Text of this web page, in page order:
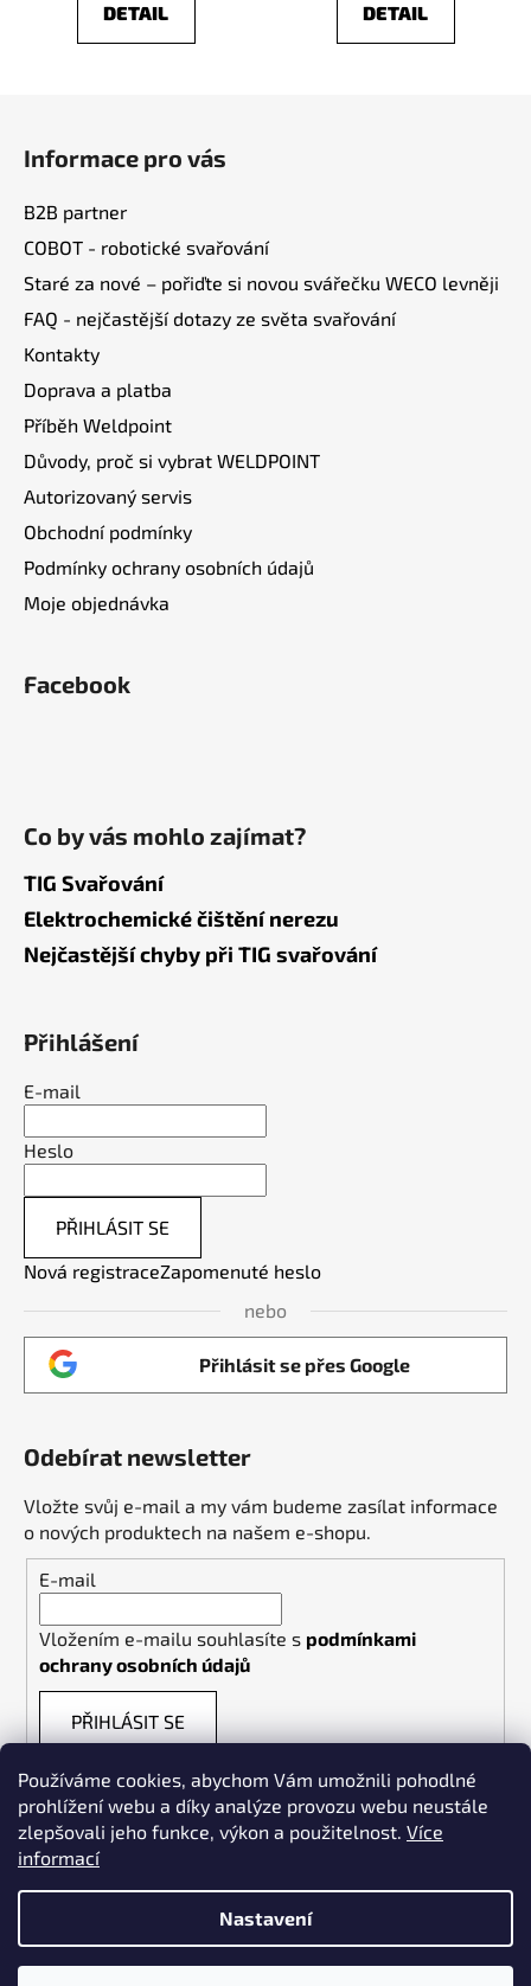
Používáme cookies, abychom Vám umožnili pohodlné
prohlížení webu a díky analýze provozu webu neustále
zlepšovali jeho funkce, výkon a použitelnost. Více
informací
Nastavení
DETAIL DETAIL
Informace pro vás
B2B partner
COBOT - robotické svařování
Staré za nové – pořiďte si novou svářečku WECO levněji
FAQ - nejčastější dotazy ze světa svařování
Kontakty
Doprava a platba
Příběh Weldpoint
Důvody, proč si vybrat WELDPOINT
Autorizovaný servis
Obchodní podmínky
Podmínky ochrany osobních údajů
Moje objednávka
Facebook
Co by vás mohlo zajímat?
TIG Svařování
Elektrochemické čištění nerezu
Nejčastější chyby při TIG svařování
Přihlášení
E-mail
Heslo
PŘIHLÁSIT SE
Nová registraceZapomenuté heslo
nebo
Přihlásit se přes Google
Odebírat newsletter
Vložte svůj e-mail a my vám budeme zasílat informace
o nových produktech na našem e-shopu.
E-mail
Vložením e-mailu souhlasíte s podmínkami
ochrany osobních údajů
PŘIHLÁSIT SE